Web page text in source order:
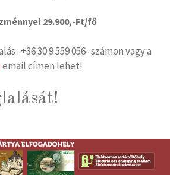
29.900,-Ft/fő
: +36 30 9 559 056- számon vagy a
email címen lehet!